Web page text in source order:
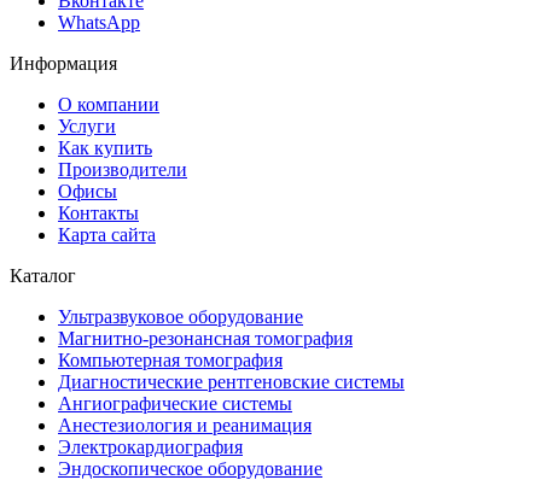
WhatsApp
Информация
О компании
Услуги
Как купить
Производители
Офисы
Контакты
Карта сайта
Каталог
Ультразвуковое оборудование
Магнитно-резонансная томография
Компьютерная томография
Диагностические рентгеновские системы
Ангиографические системы
Анестезиология и реанимация
Электрокардиография
Эндоскопическое оборудование